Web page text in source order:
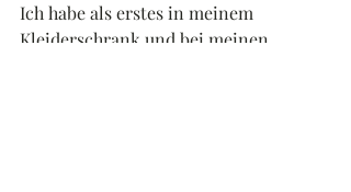
Ich habe als erstes in meinem
Kleiderschrank und bei meinen